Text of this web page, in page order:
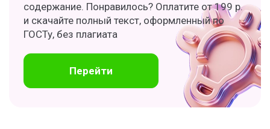
содержание. Понравилось? Оплатите от 199 р.
и скачайте полный текст, оформленный по
ГОСТу, без плагиата
Перейти